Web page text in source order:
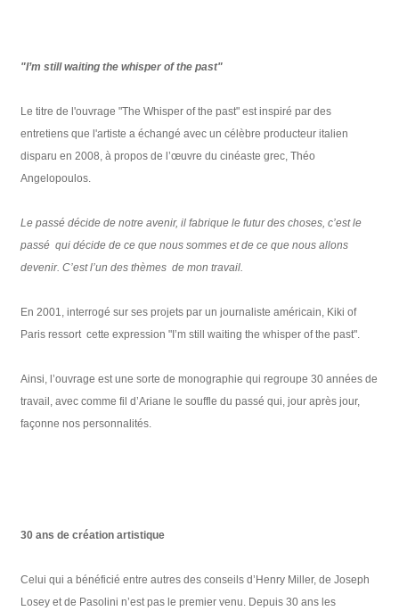
"I’m still waiting the whisper of the past"
Le titre de l'ouvrage "The Whisper of the past" est inspiré par des
entretiens que l'artiste a échangé avec un célèbre producteur italien
disparu en 2008, à propos de l’œuvre du cinéaste grec, Théo
Angelopoulos.
Le passé décide de notre avenir, il fabrique le futur des choses, c’est le
passé qui décide de ce que nous sommes et de ce que nous allons
devenir. C’est l’un des thèmes de mon travail.
En 2001, interrogé sur ses projets par un journaliste américain, Kiki of
Paris ressort cette expression "I’m still waiting the whisper of the past".
Ainsi, l’ouvrage est une sorte de monographie qui regroupe 30 années de
travail, avec comme fil d’Ariane le souffle du passé qui, jour après jour,
façonne nos personnalités.
30 ans de création artistique
Celui qui a bénéficié entre autres des conseils d’Henry Miller, de Joseph
Losey et de Pasolini n’est pas le premier venu. Depuis 30 ans les